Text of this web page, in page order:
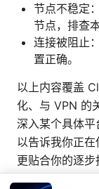
节点不稳定
节点，排查
连接被阻止
置正确。
以上内容覆盖
化、与 VPN 的
深入某个具体
以告诉我你正
更贴合你的逐步